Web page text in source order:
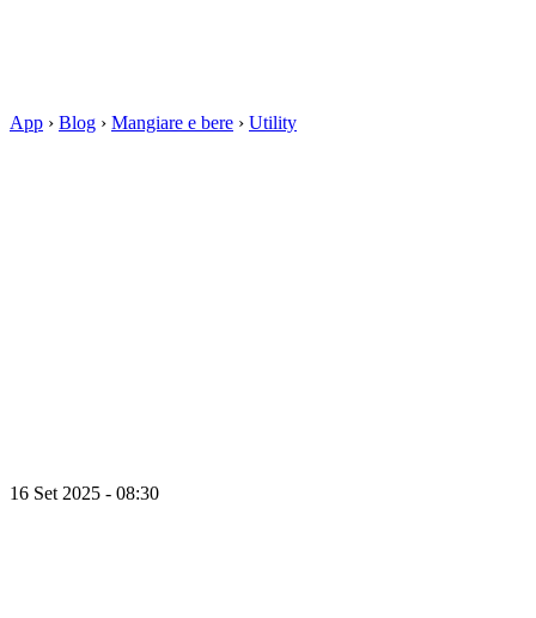
App › Blog › Mangiare e bere › Utility
16 Set 2025 - 08:30